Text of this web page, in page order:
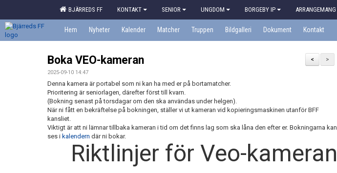
BJÄRREDS FF KONTAKT SENIOR UNGDOM BORGEBY IP ARRANGEMANG
Hem Nyheter Kalender Matcher Truppen Bildgalleri Dokument Kontakt
>
<
Boka VEO-kameran
2025-09-10 14:47
Denna kamera är portabel som ni kan ha med er på bortamatcher.
Prioritering är seniorlagen, därefter först till kvarn.
(Bokning senast på torsdagar om den ska användas under helgen).
När ni fått en bekräftelse på bokningen, ställer vi ut kameran vid kopieringsmaskinen utanför BFF
kansliet.
Viktigt är att ni lämnar tillbaka kameran i tid om det finns lag som ska låna den efter er. Bokningarna kan
ses i kalendern där ni bokar.
Riktlinjer för Veo-kameran